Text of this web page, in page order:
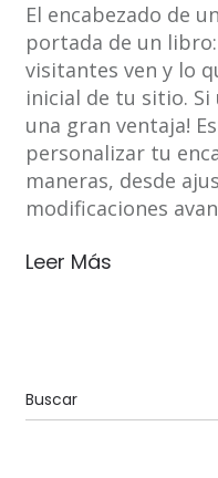
El encabezado de
portada de un
visitantes ven y lo
inicial de tu sitio. Si
una gran ventaja!
personalizar tu
maneras, desde
modificaciones
Leer Más